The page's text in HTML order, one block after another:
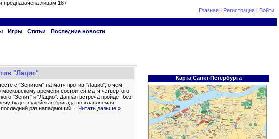
лицам 18+
Главная | Регистрация | Войти
Игры Статьи Последние новости
"Лацио"
с "Зенитом" на матч против "Лацио", о чем
времени состоится матч четвертого
"Зенит" и "Лацио". Данная встреча пройдет без
будет судейская бригада возглавляемая
раз нападающий
Читать дальше »
Карта Санкт-Петербурга